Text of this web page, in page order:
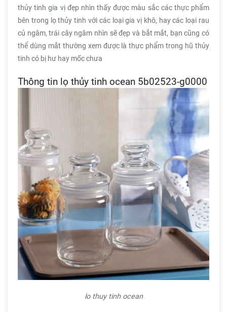
thủy tinh gia vị đẹp nhìn thấy được màu sắc các thực phẩm
bên trong lọ thủy tinh với các loại gia vị khô, hay các loại rau
củ ngâm, trái cây ngâm nhìn sẽ đẹp và bắt mắt, bạn cũng có
thể dùng mắt thường xem được là thực phẩm trong hũ thủy
tinh có bị hư hay mốc chưa
Thông tin lọ thủy tinh ocean 5b02523-g0000
lo thuy tinh ocean